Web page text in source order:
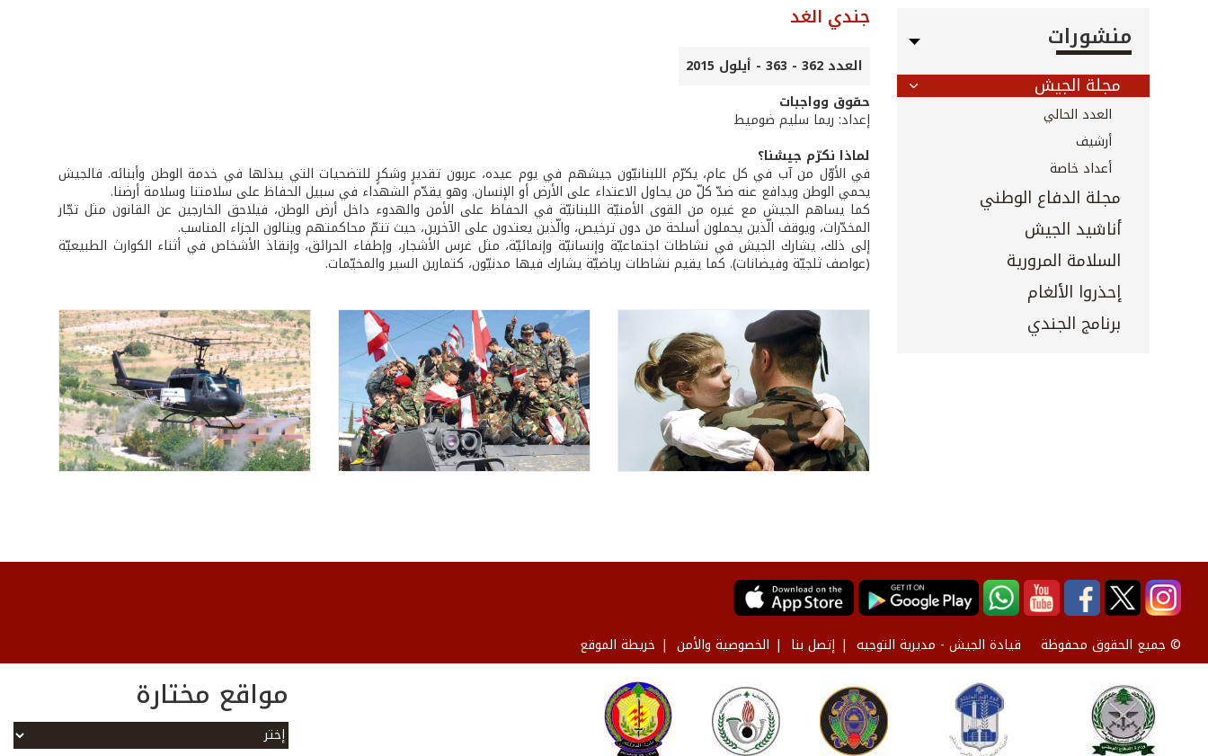
منشورات
مجلة الجيش
العدد الحالي
أرشيف
أعداد خاصة
مجلة الدفاع الوطني
أناشيد الجيش
السلامة المرورية
إحذروا الألغام
برنامج الجندي
جندي الغد
العدد 362 - 363 - أيلول 2015
حقوق وواجبات
إعداد: ريما سليم ضوميط
لماذا نكرّم جيشنا؟
في الأوّل من آب في كل عام، يكرّم اللبنانيّون جيشهم في يوم عيده، عربون تقديرٍ وشكرٍ للتضحيات التي يبذلها في خدمة الوطن وأبنائه. فالجيش
يحمي الوطن ويدافع عنه ضدّ كلّ من يحاول الاعتداء على الأرض أو الإنسان. وهو يقدّم الشهداء في سبيل الحفاظ على سلامتنا وسلامة أرضنا.
كما يساهم الجيش مع غيره من القوى الأمنيّة اللبنانيّة في الحفاظ على الأمن والهدوء داخل أرض الوطن، فيلاحق الخارجين عن القانون مثل تجّار
المخدّرات، ويوقف الّذين يحملون أسلحة من دون ترخيص، والّذين يعتدون على الآخرين، حيث تتمّ محاكمتهم وينالون الجزاء المناسب.
إلى ذلك، يشارك الجيش في نشاطات اجتماعيّة وإنسانيّة وإنمائيّة، مثل غرس الأشجار، وإطفاء الحرائق، وإنقاذ الأشخاص في أثناء الكوارث الطبيعيّة
(عواصف ثلجيّة وفيضانات). كما يقيم نشاطات رياضيّة يشارك فيها مدنيّون، كتمارين السير والمخيّمات.
© جميع الحقوق محفوظة قيادة الجيش - مديرية التوجيه إتصل بنا الخصوصية والأمن خريطة الموقع
مواقع مختارة